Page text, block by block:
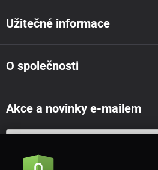
Užitečné informace
O společnosti
Akce a novinky e-mailem